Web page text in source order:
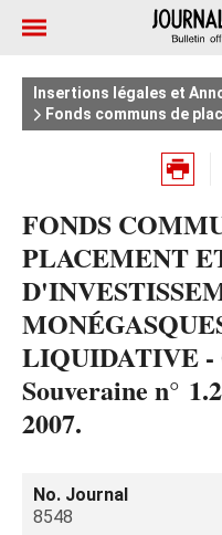
Insertions légales et
Fonds communs de
FONDS
PLACEMENT
LIQUIDATIVE -
Souveraine n°
2007.
No. Journal
8548